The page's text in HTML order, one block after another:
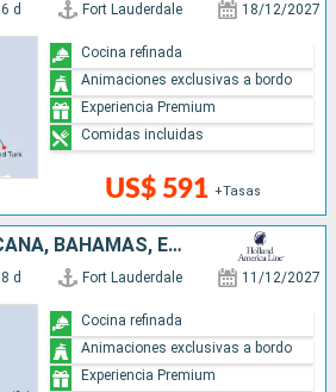
6 d Fort Lauderdale 18/12/2027
US$ 591 +Tasas
Cocina refinada
Animaciones exclusivas a bordo
Experiencia Premium
Comidas incluidas
REPÚBLICA DOMINICANA, BAHAMAS, ESTADOS UNIDOS
8 d Fort Lauderdale 11/12/2027
Cocina refinada
Animaciones exclusivas a bordo
Experiencia Premium